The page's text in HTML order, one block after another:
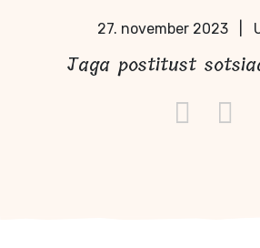
27. november 2023
Jaga postitust